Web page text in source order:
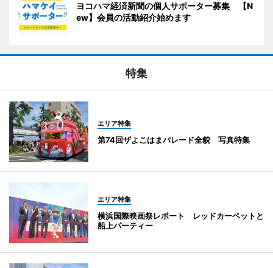
ヨコハマ経済新聞の個人サポーター募集 【N
ew】会員の活動紹介始めます
特集
エリア特集
第74回ザよこはまパレード全貌 写真特集
エリア特集
横浜国際映画祭レポート レッドカーペットと
船上パーティー